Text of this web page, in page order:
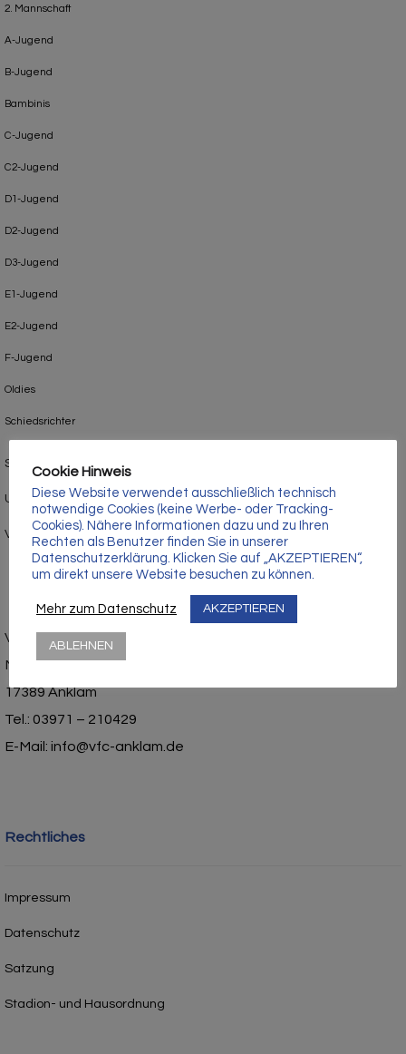
2. Mannschaft
A-Jugend
B-Jugend
Bambinis
C-Jugend
C2-Jugend
D1-Jugend
D2-Jugend
D3-Jugend
E1-Jugend
E2-Jugend
F-Jugend
Oldies
Schiedsrichter
Sponsoren
Uncategorized
Verein
Vorpommerscher Fußballclub Anklam e.V.
Mühlenstraße 1
17389 Anklam
Tel.: 03971 – 210429
E-Mail: info@vfc-anklam.de
Rechtliches
Impressum
Datenschutz
Satzung
Stadion- und Hausordnung
Cookie Hinweis
Diese Website verwendet ausschließlich technisch
notwendige Cookies (keine Werbe- oder Tracking-
Cookies). Nähere Informationen dazu und zu Ihren
Rechten als Benutzer finden Sie in unserer
Datenschutzerklärung. Klicken Sie auf „AKZEPTIEREN“,
um direkt unsere Website besuchen zu können.
Mehr zum Datenschutz AKZEPTIEREN
ABLEHNEN